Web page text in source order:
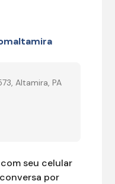
Altamira, PA
seu celular
por